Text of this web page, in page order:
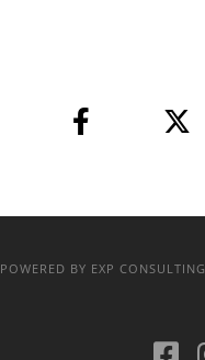
POWERED BY EXP CONSULTING